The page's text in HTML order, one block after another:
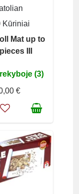
Kūriniai
Mat up to
III
(3)
€